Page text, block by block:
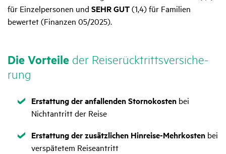
für Einzelpersonen und SEHR GUT(1,4) für Familien
bewertet (Finanzen 05/2025).
Die Vorteile der Reise­rück­tritts­ver­si­che­
rung
Zutreffend
Erstattung der anfallenden Stornokosten bei
Nichtantritt der Reise
Zutreffend
Erstattung der zusätzlichen Hinreise-Mehrkosten bei
verspätetem Reiseantritt